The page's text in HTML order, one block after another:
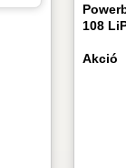
108
Akció